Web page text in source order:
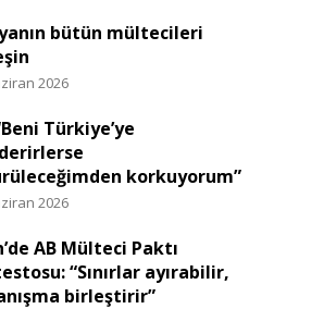
bütün mültecileri
2026
Türkiye’ye
korkuyorum”
2026
AB Mülteci Paktı
“Sınırlar ayırabilir,
birleştirir”